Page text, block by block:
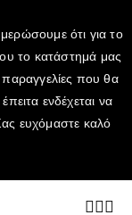
ότι για το
το κατάστημά μας
παραγγελίες που θα
ενδέχεται να
ευχόμαστε καλό